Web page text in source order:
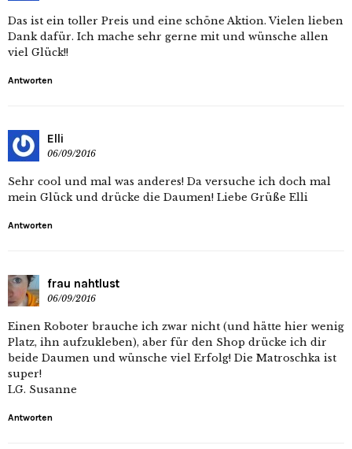
Das ist ein toller Preis und eine schöne Aktion. Vielen lieben
Dank dafür. Ich mache sehr gerne mit und wünsche allen
viel Glück!!
Antworten
Elli
06/09/2016
Sehr cool und mal was anderes! Da versuche ich doch mal
mein Glück und drücke die Daumen! Liebe Grüße Elli
Antworten
frau nahtlust
06/09/2016
Einen Roboter brauche ich zwar nicht (und hätte hier wenig
Platz, ihn aufzukleben), aber für den Shop drücke ich dir
beide Daumen und wünsche viel Erfolg! Die Matroschka ist
super!
LG. Susanne
Antworten